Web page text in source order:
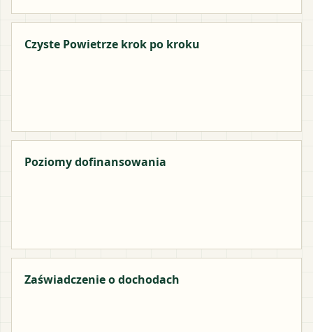
Czyste Powietrze krok po kroku
Poziomy dofinansowania
Zaświadczenie o dochodach